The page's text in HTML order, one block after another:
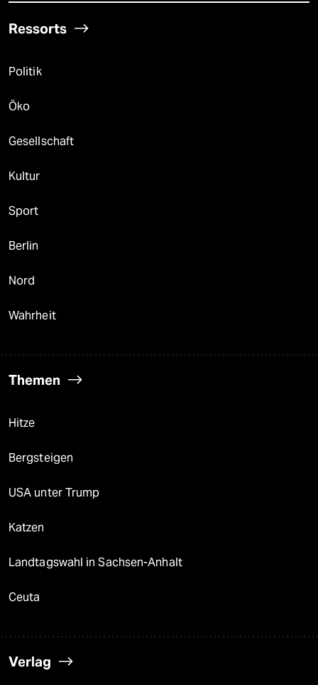
Ressorts
Politik
Öko
Gesellschaft
Kultur
Sport
Berlin
Nord
Wahrheit
Themen
Hitze
Bergsteigen
USA unter Trump
Katzen
Landtagswahl in Sachsen-Anhalt
Ceuta
Verlag